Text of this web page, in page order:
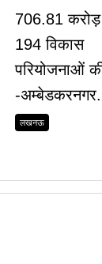
706.81
194 विकास
परियोजनाओं
-
लखनऊ